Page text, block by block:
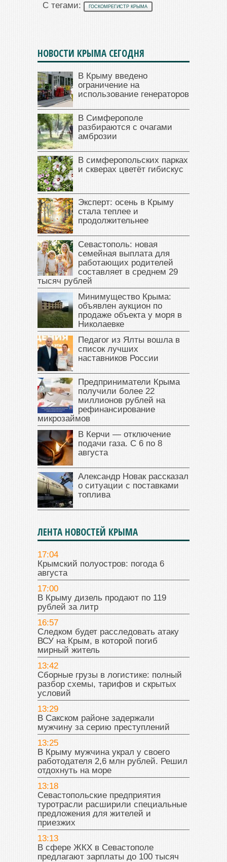
С тегами: ГОСКОМРЕГИСТР КРЫМА
НОВОСТИ КРЫМА СЕГОДНЯ
В Крыму введено
ограничение на
использование генераторов
В Симферополе
разбираются с очагами
амброзии
В симферопольских парках
и скверах цветёт гибискус
Эксперт: осень в Крыму
стала теплее и
продолжительнее
Севастополь: новая
семейная выплата для
работающих родителей
составляет в среднем 29
тысяч рублей
Минимущество Крыма:
объявлен аукцион по
продаже объекта у моря в
Николаевке
Педагог из Ялты вошла в
список лучших
наставников России
Предприниматели Крыма
получили более 22
миллионов рублей на
рефинансирование
микрозаймов
В Керчи — отключение
подачи газа. С 6 по 8
августа
Александр Новак рассказал
о ситуации с поставками
топлива
ЛЕНТА НОВОСТЕЙ КРЫМА
17:04
Крымский полуостров: погода 6
августа
17:00
В Крыму дизель продают по 119
рублей за литр
16:57
Следком будет расследовать атаку
ВСУ на Крым, в которой погиб
мирный житель
13:42
Сборные грузы в логистике: полный
разбор схемы, тарифов и скрытых
условий
13:29
В Сакском районе задержали
мужчину за серию преступлений
13:25
В Крыму мужчина украл у своего
работодателя 2,6 млн рублей. Решил
отдохнуть на море
13:18
Севастопольские предприятия
туротрасли расширили специальные
предложения для жителей и
приезжих
13:13
В сфере ЖКХ в Севастополе
предлагают зарплаты до 100 тысяч